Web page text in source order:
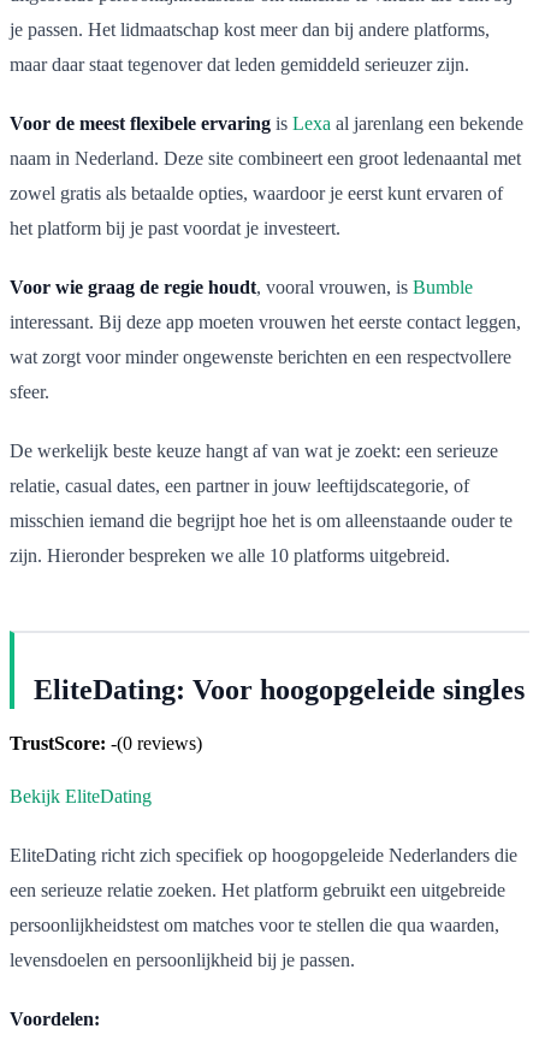
je passen. Het lidmaatschap kost meer dan bij andere platforms,
maar daar staat tegenover dat leden gemiddeld serieuzer zijn.
Voor de meest flexibele ervaring is Lexa al jarenlang een bekende
naam in Nederland. Deze site combineert een groot ledenaantal met
zowel gratis als betaalde opties, waardoor je eerst kunt ervaren of
het platform bij je past voordat je investeert.
Voor wie graag de regie houdt, vooral vrouwen, is Bumble
interessant. Bij deze app moeten vrouwen het eerste contact leggen,
wat zorgt voor minder ongewenste berichten en een respectvollere
sfeer.
De werkelijk beste keuze hangt af van wat je zoekt: een serieuze
relatie, casual dates, een partner in jouw leeftijdscategorie, of
misschien iemand die begrijpt hoe het is om alleenstaande ouder te
zijn. Hieronder bespreken we alle 10 platforms uitgebreid.
EliteDating: Voor hoogopgeleide singles
TrustScore: -(0 reviews)
Bekijk EliteDating
EliteDating richt zich specifiek op hoogopgeleide Nederlanders die
een serieuze relatie zoeken. Het platform gebruikt een uitgebreide
persoonlijkheidstest om matches voor te stellen die qua waarden,
levensdoelen en persoonlijkheid bij je passen.
Voordelen: